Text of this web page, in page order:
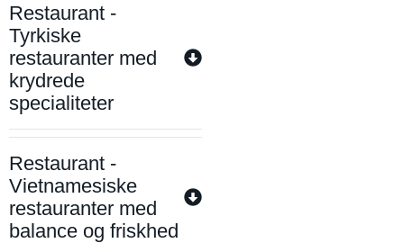
Restaurant -
Tyrkiske
restauranter med
krydrede
specialiteter
Restaurant -
Vietnamesiske
restauranter med
balance og friskhed